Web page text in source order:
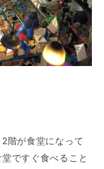
階が食堂になって
ですぐ食べること